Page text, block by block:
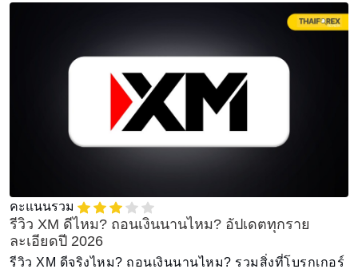
คะแนนรวม
รีวิว XM ดีไหม? ถอนเงินนานไหม? อัปเดตทุกราย
ละเอียดปี 2026
รีวิว XM ดีจริงไหม? ถอนเงินนานไหม? รวมสิ่งที่โบรกเกอร์